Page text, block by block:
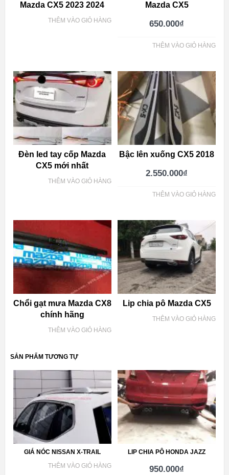
Mazda CX5 2023 2024
THÊM VÀO GIỎ HÀNG
Mazda CX5
650.000₫
THÊM VÀO GIỎ HÀNG
Đèn led tay cốp Mazda
CX5 mới nhất
THÊM VÀO GIỎ HÀNG
Bậc lên xuống CX5 2018
2.550.000₫
THÊM VÀO GIỎ HÀNG
Chổi gạt mưa Mazda CX8
chính hãng
THÊM VÀO GIỎ HÀNG
Lip chia pô Mazda CX5
THÊM VÀO GIỎ HÀNG
SẢN PHẨM TƯƠNG TỰ
GIÁ NÓC NISSAN X-TRAIL
THÊM VÀO GIỎ HÀNG
LIP CHIA PÔ HONDA JAZZ
950.000₫